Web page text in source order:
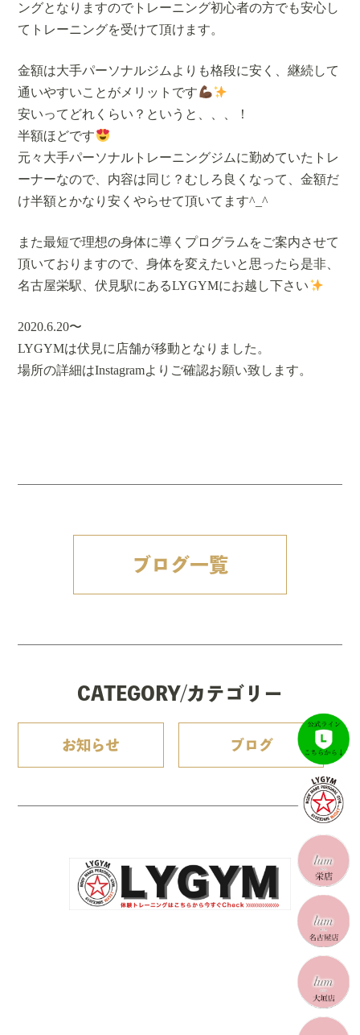
ングとなりますのでトレーニング初心者の方でも安心し
てトレーニングを受けて頂けます。
金額は大手パーソナルジムよりも格段に安く、継続して
通いやすいことがメリットです
安いってどれくらい？というと、、、！
半額ほどです
元々大手パーソナルトレーニングジムに勤めていたトレ
ーナーなので、内容は同じ？むしろ良くなって、金額だ
け半額とかなり安くやらせて頂いてます^_^
また最短で理想の身体に導くプログラムをご案内させて
頂いておりますので、身体を変えたいと思ったら是非、
名古屋栄駅、伏見駅にあるLYGYMにお越し下さい
2020.6.20〜
LYGYMは伏見に店舗が移動となりました。
場所の詳細はInstagramよりご確認お願い致します。
ブログ一覧
CATEGORY/カテゴリー
お知らせ ブログ